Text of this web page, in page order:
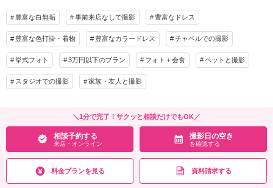
豊富な白無垢 事前来店なしで撮影 豊富なドレス
豊富な色打掛・着物 豊富なカラードレス チャペルでの撮影
挙式フォト 3万円以下のプラン フォト＋会食 ペットと撮影
スタジオでの撮影 家族・友人と撮影
＼1分で完了！サクッと相談だけでもOK／
相談予約する
来店・オンライン
撮影日の空き
を確認する
料金プランを見る 資料請求する